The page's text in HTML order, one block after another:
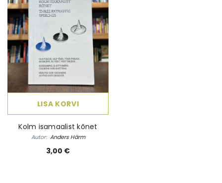
LISA KORVI
Kolm isamaalist kõnet
Autor: Anders Härm
3,00 €
Ebatäiuslik minevik
Joan Collins
4,00 €